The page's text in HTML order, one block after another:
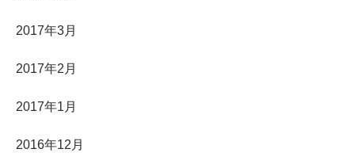
2017年3月
2017年2月
2017年1月
2016年12月